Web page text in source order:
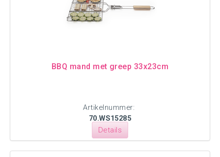
BBQ mand met greep 33x23cm
Artikelnummer:
70.WS15285
Details